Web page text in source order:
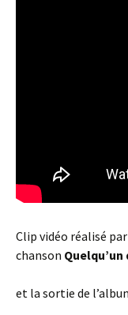
Clip vidéo réalisé
chanson
et la sortie de